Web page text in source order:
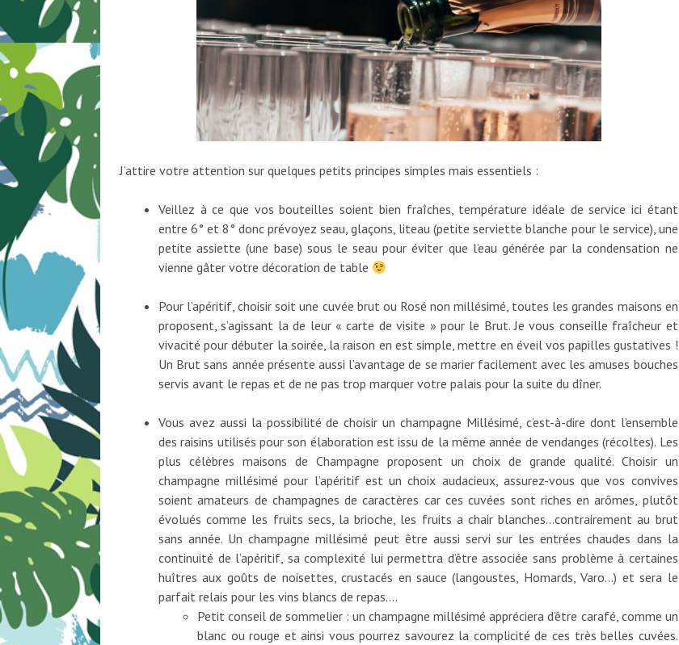
J’attire votre attention sur quelques petits principes simples mais essentiels :
Veillez à ce que vos bouteilles soient bien fraîches, température idéale de service ici étant
entre 6° et 8° donc prévoyez seau, glaçons, liteau (petite serviette blanche pour le service), une
petite assiette (une base) sous le seau pour éviter que l’eau générée par la condensation ne
vienne gâter votre décoration de table
Pour l’apéritif, choisir soit une cuvée brut ou Rosé non millésimé, toutes les grandes maisons en
proposent, s’agissant la de leur « carte de visite » pour le Brut. Je vous conseille fraîcheur et
vivacité pour débuter la soirée, la raison en est simple, mettre en éveil vos papilles gustatives !
Un Brut sans année présente aussi l’avantage de se marier facilement avec les amuses bouches
servis avant le repas et de ne pas trop marquer votre palais pour la suite du dîner.
Vous avez aussi la possibilité de choisir un champagne Millésimé, c’est-à-dire dont l’ensemble
des raisins utilisés pour son élaboration est issu de la même année de vendanges (récoltes). Les
plus célèbres maisons de Champagne proposent un choix de grande qualité. Choisir un
champagne millésimé pour l’apéritif est un choix audacieux, assurez-vous que vos convives
soient amateurs de champagnes de caractères car ces cuvées sont riches en arômes, plutôt
évolués comme les fruits secs, la brioche, les fruits a chair blanches…contrairement au brut
sans année. Un champagne millésimé peut être aussi servi sur les entrées chaudes dans la
continuité de l’apéritif, sa complexité lui permettra d’être associée sans problème à certaines
huîtres aux goûts de noisettes, crustacés en sauce (langoustes, Homards, Varo…) et sera le
parfait relais pour les vins blancs de repas….
Petit conseil de sommelier : un champagne millésimé appréciera d’être carafé, comme un
blanc ou rouge et ainsi vous pourrez savourez la complicité de ces très belles cuvées.